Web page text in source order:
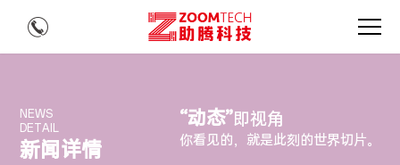
NEWS
DETAIL
新闻详情
“动态”即视角
你看见的，就是此刻的世界切片。